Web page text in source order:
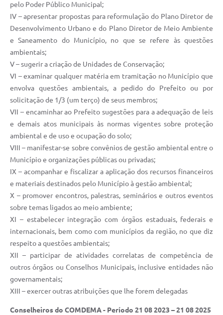
pelo Poder Público Municipal;
IV – apresentar propostas para reformulação do Plano Diretor de
Desenvolvimento Urbano e do Plano Diretor de Meio Ambiente
e Saneamento do Município, no que se refere às questões
ambientais;
V – sugerir a criação de Unidades de Conservação;
VI – examinar qualquer matéria em tramitação no Município que
envolva questões ambientais, a pedido do Prefeito ou por
solicitação de 1/3 (um terço) de seus membros;
VII – encaminhar ao Prefeito sugestões para a adequação de leis
e demais atos municipais às normas vigentes sobre proteção
ambiental e de uso e ocupação do solo;
VIII – manifestar-se sobre convênios de gestão ambiental entre o
Município e organizações públicas ou privadas;
IX – acompanhar e fiscalizar a aplicação dos recursos financeiros
e materiais destinados pelo Município à gestão ambiental;
X – promover encontros, palestras, seminários e outros eventos
sobre temas ligados ao meio ambiente;
XI – estabelecer integração com órgãos estaduais, federais e
internacionais, bem como com municípios da região, no que diz
respeito a questões ambientais;
XII – participar de atividades correlatas de competência de
outros órgãos ou Conselhos Municipais, inclusive entidades não
governamentais;
XIII – exercer outras atribuições que lhe forem delegadas
Conselheiros do COMDEMA - Período 21 08 2023 – 21 08 2025